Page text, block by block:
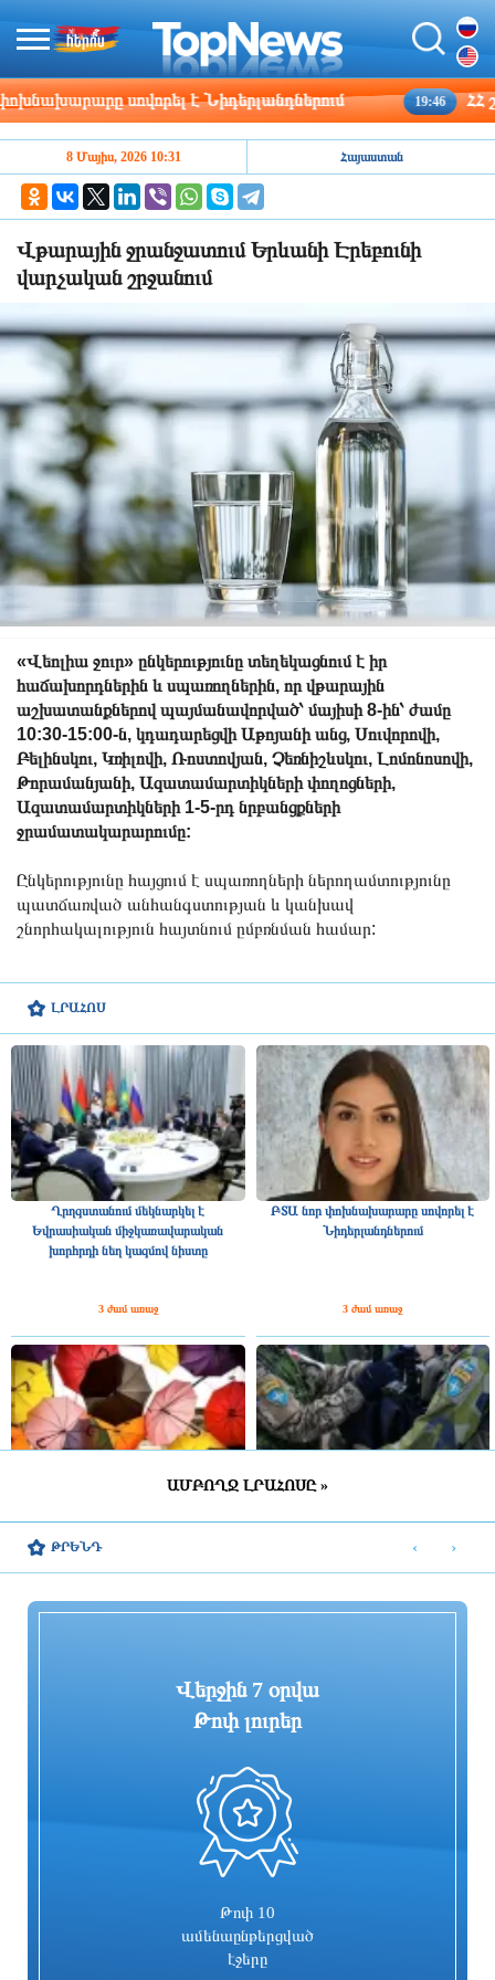
սովորել է Նիդերլանդներում 19:46 ՀՀ
ԼՐԱՀՈՍ
Ղրղզստանում մեկնարկել է
Եվրասիական միջկառավարական
խորհրդի նեղ կազմով նիստը
3 ժամ առաջ
ԲՏԱ նոր փոխնախարարը սովորել է
Նիդերլանդներում
3 ժամ առաջ
հնարավոր է կարկուտ
ամենամեծը մի քանի տասնամյակի
ընթացքում
«ՑԱՅԳ» հեռուստաընկերությունն
իրականացնում է «Շիրակցու խոսք»
Հիմնանորոգվում է Սևան-Մարտունի-
ավտոճանապարհի մի հատվածը
ԱՄԲՈՂՋ ԼՐԱՀՈՍԸ »
8 Մայիս, 2026 10:31 Հայաստան
Վթարային ջրանջատում Երևանի Էրեբունի
վարչական շրջանում
«Վեոլիա ջուր» ընկերությունը տեղեկացնում է իր
հաճախորդներին և սպառողներին, որ վթարային
աշխատանքներով պայմանավորված՝ մայիսի 8-ին՝ ժամը
10:30-15:00-ն, կդադարեցվի Աթոյանի անց, Սուվորովի,
Բելինսկու, Կռիլովի, Ռոստովյան, Չեռնիշևսկու, Լոմոնոսովի,
Թորամանյանի, Ազատամարտիկների փողոցների,
Ազատամարտիկների 1-5-րդ նրբանցքների
ջրամատակարարումը:
Ընկերությունը հայցում է սպառողների ներողամտությունը
պատճառված անհանգստության և կանխավ
շնորհակալություն հայտնում ըմբռնման համար:
ԹՐԵՆԴ
Վերջին 7 օրվա
Թոփ լուրեր
Թոփ 10
ամենաընթերցված
էջերը
‹ ›